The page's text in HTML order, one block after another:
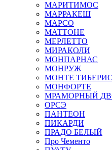
МАРИТИМОС
МАРРАКЕШ
МАРСО
МАТТОНЕ
МЕРЛЕТТО
МИРАКОЛИ
МОНПАРНАС
МОНРУЖ
МОНТЕ
МОНФОРТЕ
МРАМОРНЫЙ
ОРСЭ
ПАНТЕОН
ПИКАРДИ
ПРАДО БЕЛЫЙ
Про Чементо